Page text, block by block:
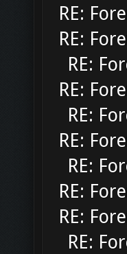
RE:
RE:
RE:
RE:
RE:
RE:
RE:
RE:
RE:
RE: